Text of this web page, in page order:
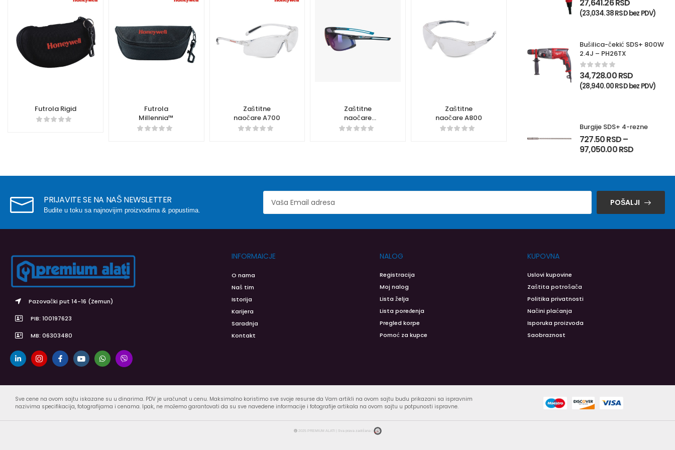
27,641.26RSD
(23,034.38RSDbez PDV)
Bušilica-čekić SDS+ 800W
2.4J – PH26TX
34,728.00RSD
(28,940.00RSDbez PDV)
Burgije SDS+ 4-rezne
727.50RSD–
97,050.00RSD
Futrola Rigid
Futrola
Millennia™
Zaštitne
naočare A700
Zaštitne
naočare
Krypton Blue
Zaštitne
naočare A800
PRIJAVITE SE NA NAŠ NEWSLETTER
Budite u toku sa najnovijim proizvodima & popustima.
POŠALJI
Pazovački put 14-16 (Zemun)
PIB: 100197623
MB: 06303480
INFORMAICJE
O nama
Naš tim
Istorija
Karijera
Saradnja
Kontakt
NALOG
Registracija
Moj nalog
Lista želja
Lista poređenja
Pregled korpe
Pomoć za kupce
KUPOVNA
Uslovi kupovine
Zaštita potrošača
Politika privatnosti
Načini plaćanja
Isporuka proizvoda
Saobraznost
Sve cene na ovom sajtu iskazane su u dinarima. PDV je uračunat u cenu. Maksimalno koristimo sve svoje resurse da Vam artikli na ovom sajtu budu prikazani sa ispravnim
nazivima specifikacija, fotografijama i cenama. Ipak, ne možemo garantovati da su sve navedene informacije i fotografije artikala na ovom sajtu u potpunosti ispravne.
2025 PREMIUM ALATI | Sva prava zadržana |